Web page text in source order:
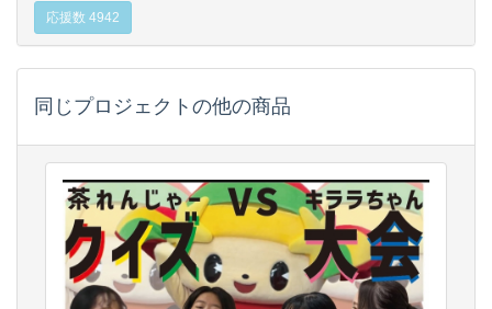
応援数 4942
同じプロジェクトの他の商品